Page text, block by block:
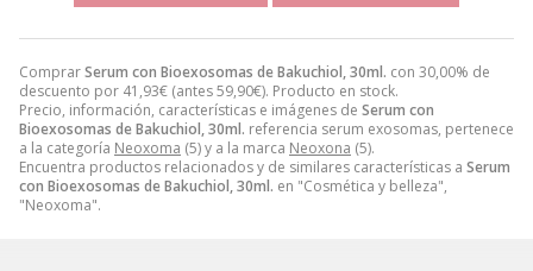
ComprarSerum con Bioexosomas de Bakuchiol, 30ml. con 30,00% de
descuento por 41,93€ (antes59,90€). Producto en stock.
Precio, información, características e imágenes de Serum con
Bioexosomas de Bakuchiol, 30ml. referencia serum exosomas, pertenece
a la categoría Neoxoma (5) y a la marca Neoxona (5).
Encuentra productos relacionados y de similares características a Serum
con Bioexosomas de Bakuchiol, 30ml. en "Cosmética y belleza",
"Neoxoma".